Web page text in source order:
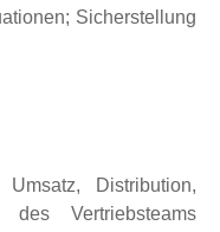
Sicherstellung
Distribution,
Vertriebsteams